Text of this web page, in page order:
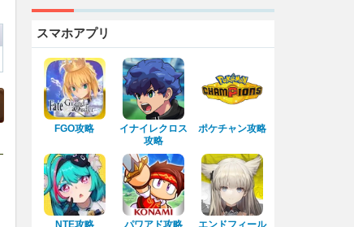
スマホアプリ
FGO攻略
イナイレクロス
攻略
ポケチャン攻略
NTE攻略 パワアド攻略
エンドフィール